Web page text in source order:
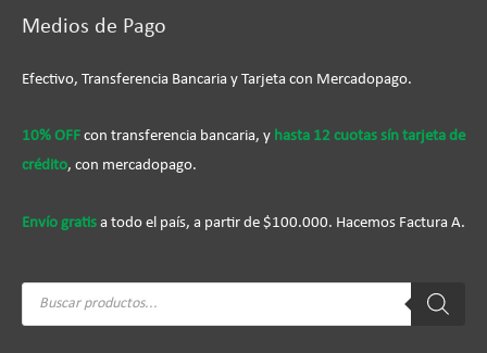
Medios de Pago
Efectivo, Transferencia Bancaria y Tarjeta con Mercadopago.
10% OFF con transferencia bancaria, y hasta 12 cuotas sín tarjeta de
crédito, con mercadopago.
Envío gratis a todo el país, a partir de $100.000. Hacemos Factura A.
Búsqueda